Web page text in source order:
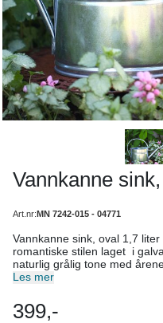
Vannkanne
Art.nr:MN 7242-015 - 04771
Vannkanne sink, oval 1,7 liter En sjarmerende vannkanne i den
romantiske stilen laget i
naturlig grålig tone med
er like fin innendørs som til
21,5 cm Lengde: 15 cm Lengde med tut og håndtak: 31 cm
Lengde dusjhode. 5 cm
Les mer
399,-